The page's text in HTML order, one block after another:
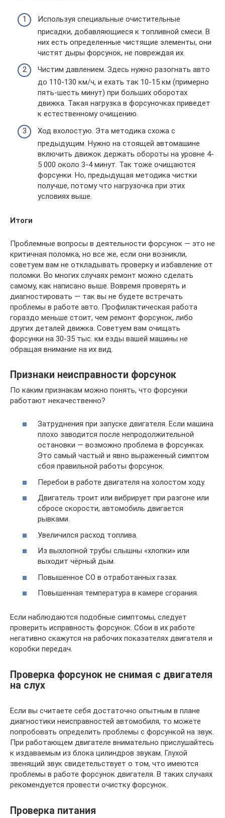
Используя специальные очистительные
присадки, добавляющиеся к топливной смеси. В
них есть определенные чистящие элементы, они
чистят дыры форсунок, не повреждая их.
Чистим давлением. Здесь нужно разогнать авто
до 110-130 км/ч, и ехать так 10-15 км (примерно
пять-шесть минут) при больших оборотах
движка. Такая нагрузка в форсуночках приведет
к естественному очищению.
Ход вхолостую. Эта методика схожа с
предыдущим. Нужно на стоящей автомашине
включить движок держать обороты на уровне 4-
5 000 около 3-4 минут. Так тоже очищаются
форсунки. Но, предыдущая методика чистки
получше, потому что нагрузочка при этих
условиях выше.
Итоги
Проблемные вопросы в деятельности форсунок — это не
критичная поломка, но все же, если они возникли,
советуем вам не откладывать проверку и избавление от
поломки. Во многих случаях ремонт можно сделать
самому, как написано выше. Вовремя проверять и
диагностировать — так вы не будете встречать
проблемы в работе авто. Профилактическая работа
гораздо меньше стоит, чем ремонт форсунок, либо
других деталей движка. Советуем вам очищать
форсунки на 30-35 тыс. км езды вашей машины не
обращая внимание на их вид.
Признаки неисправности форсунок
По каким признакам можно понять, что форсунки
работают некачественно?
Затруднения при запуске двигателя. Если машина
плохо заводится после непродолжительной
остановки — возможно проблема в форсунках.
Это самый частый и явно выраженный симптом
сбоя правильной работы форсунок.
Перебои в работе двигателя на холостом ходу.
Двигатель троит или вибрирует при разгоне или
сбросе скорости, автомобиль двигается
рывками.
Увеличился расход топлива.
Из выхлопной трубы слышны «хлопки» или
выходит чёрный дым.
Повышенное CO в отработанных газах.
Повышенная температура в камере сгорания.
Если наблюдаются подобные симптомы, следует
проверить исправность форсунок. Сбои в их работе
негативно скажутся на рабочих показателях двигателя и
коробки передач.
Проверка форсунок не снимая с двигателя
на слух
Если вы считаете себя достаточно опытным в плане
диагностики неисправностей автомобиля, то можете
попробовать определить проблемы с форсункой на звук.
При работающем двигателе внимательно прислушайтесь
к издаваемым из блока цилиндров звукам. Глухой
звенящий звук свидетельствует о том, что имеются
проблемы в работе форсунок двигателя. В таких случаях
рекомендуется провести очистку форсунок.
Проверка питания